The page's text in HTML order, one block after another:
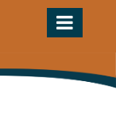
Toggle
navigation